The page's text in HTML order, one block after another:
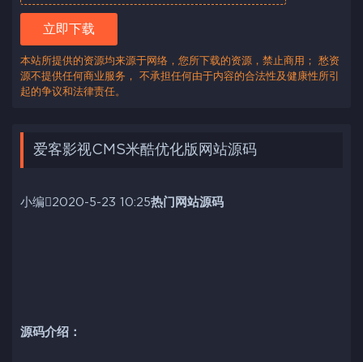
立即下载
本站所提供的资源均来源于网络，您所下载的资源，禁止商用； 愁资
源不提供任何商业服务， 不承担任何由于内容的合法性及健康性所引
起的争议和法律责任。
爱客影视CMS米酷优化版网站源码
小编 2020-5-23 10:25热门网站源码
源码介绍：